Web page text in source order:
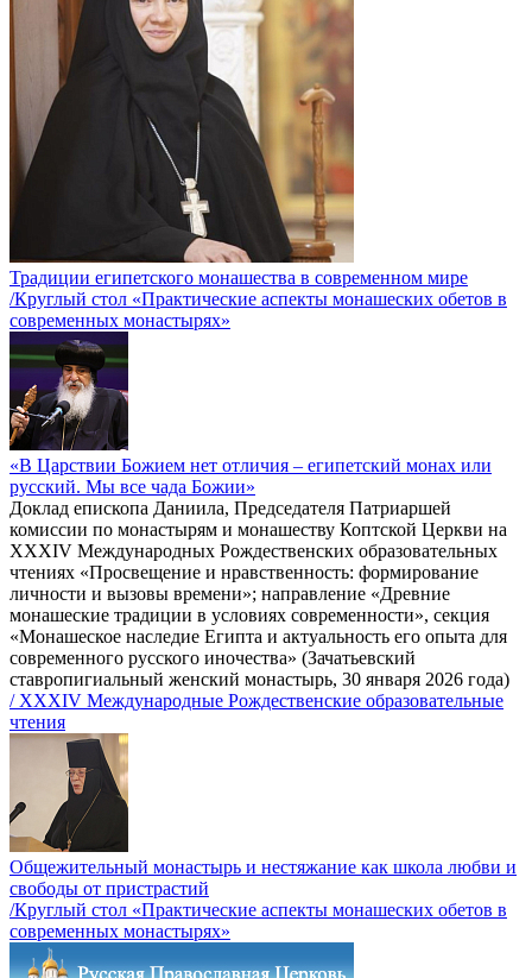
Традиции египетского монашества в современном мире
/Круглый стол «Практические аспекты монашеских обетов в
современных монастырях»
«В Царствии Божием нет отличия – египетский монах или
русский. Мы все чада Божии»
Доклад епископа Даниила, Председателя Патриаршей
комиссии по монастырям и монашеству Коптской Церкви на
XXXIV Международных Рождественских образовательных
чтениях «Просвещение и нравственность: формирование
личности и вызовы времени»; направление «Древние
монашеские традиции в условиях современности», секция
«Монашеское наследие Египта и актуальность его опыта для
современного русского иночества» (Зачатьевский
ставропигиальный женский монастырь, 30 января 2026 года)
/ XXXIV Международные Рождественские образовательные
чтения
Общежительный монастырь и нестяжание как школа любви и
свободы от пристрастий
/Круглый стол «Практические аспекты монашеских обетов в
современных монастырях»